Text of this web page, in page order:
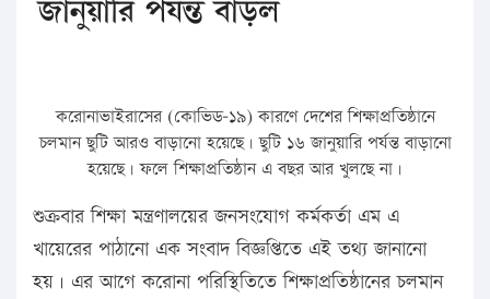
জানুয়ারি পর্যন্ত বাড়ল
করোনাভাইরাসের (কোভিড-১৯) কারণে দেশের শিক্ষাপ্রতিষ্ঠানে
চলমান ছুটি আরও বাড়ানো হয়েছে। ছুটি ১৬ জানুয়ারি পর্যন্ত বাড়ানো
হয়েছে। ফলে শিক্ষাপ্রতিষ্ঠান এ বছর আর খুলছে না।
শুক্রবার শিক্ষা মন্ত্রণালয়ের জনসংযোগ কর্মকর্তা এম এ
খায়েরের পাঠানো এক সংবাদ বিজ্ঞপ্তিতে এই তথ্য জানানো
হয়। এর আগে করোনা পরিস্থিতিতে শিক্ষাপ্রতিষ্ঠানের চলমান